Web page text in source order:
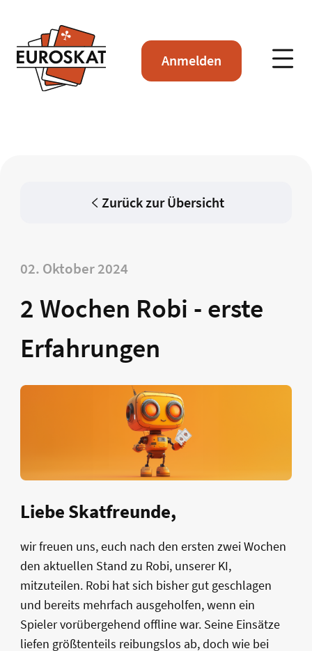
Anmelden
Zurück zur Übersicht
02. Oktober 2024
2 Wochen Robi - erste
Erfahrungen
Liebe Skatfreunde,
wir freuen uns, euch nach den ersten zwei Wochen
den aktuellen Stand zu Robi, unserer KI,
mitzuteilen. Robi hat sich bisher gut geschlagen
und bereits mehrfach ausgeholfen, wenn ein
Spieler vorübergehend offline war. Seine Einsätze
liefen größtenteils reibungslos ab, doch wie bei